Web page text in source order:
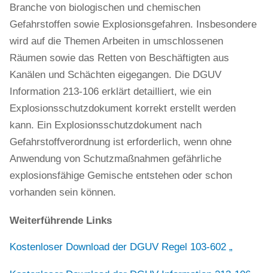
Branche von biologischen und chemischen
Gefahrstoffen sowie Explosionsgefahren. Insbesondere
wird auf die Themen Arbeiten in umschlossenen
Räumen sowie das Retten von Beschäftigten aus
Kanälen und Schächten eigegangen. Die DGUV
Information 213-106 erklärt detailliert, wie ein
Explosionsschutzdokument korrekt erstellt werden
kann. Ein Explosionsschutzdokument nach
Gefahrstoffverordnung ist erforderlich, wenn ohne
Anwendung von Schutzmaßnahmen gefährliche
explosionsfähige Gemische entstehen oder schon
vorhanden sein können.
Weiterführende Links
Kostenloser Download der DGUV Regel 103-602 „